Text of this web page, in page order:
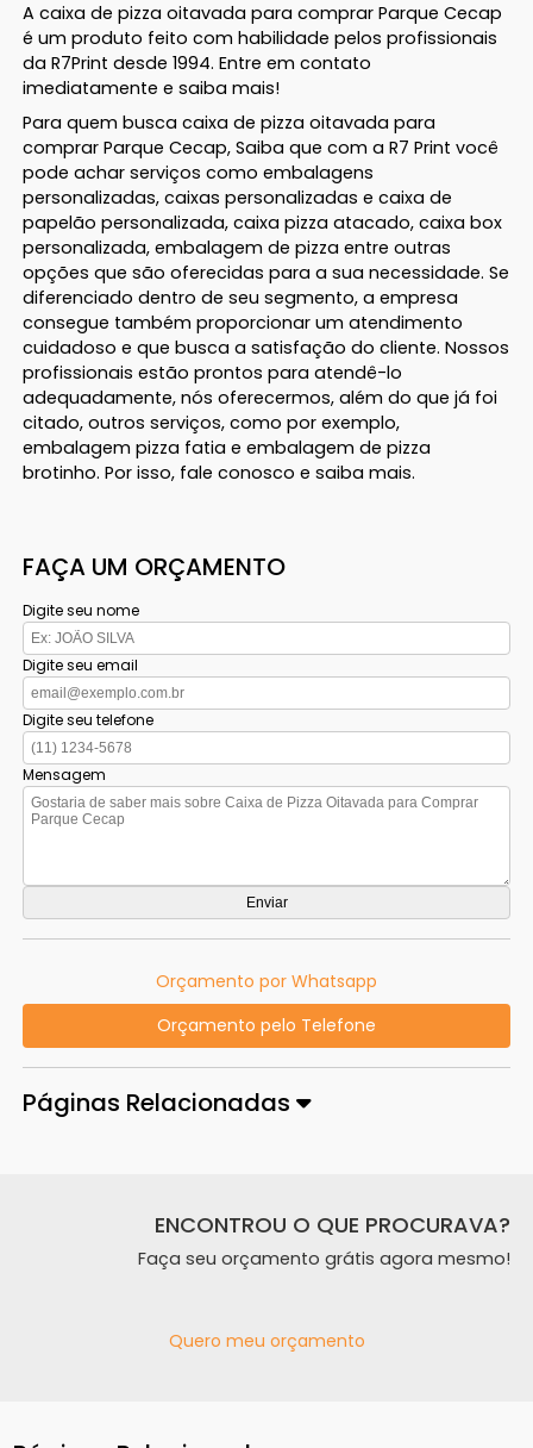
A caixa de pizza oitavada para comprar Parque Cecap
é um produto feito com habilidade pelos profissionais
da R7Print desde 1994. Entre em contato
imediatamente e saiba mais!
Para quem busca caixa de pizza oitavada para
comprar Parque Cecap, Saiba que com a R7 Print você
pode achar serviços como embalagens
personalizadas, caixas personalizadas e caixa de
papelão personalizada, caixa pizza atacado, caixa box
personalizada, embalagem de pizza entre outras
opções que são oferecidas para a sua necessidade. Se
diferenciado dentro de seu segmento, a empresa
consegue também proporcionar um atendimento
cuidadoso e que busca a satisfação do cliente. Nossos
profissionais estão prontos para atendê-lo
adequadamente, nós oferecermos, além do que já foi
citado, outros serviços, como por exemplo,
embalagem pizza fatia e embalagem de pizza
brotinho. Por isso, fale conosco e saiba mais.
FAÇA UM ORÇAMENTO
Digite seu nome
Digite seu email
Digite seu telefone
Mensagem
Orçamento por Whatsapp
Orçamento pelo Telefone
Páginas Relacionadas
ENCONTROU O QUE PROCURAVA?
Faça seu orçamento grátis agora mesmo!
Quero meu orçamento